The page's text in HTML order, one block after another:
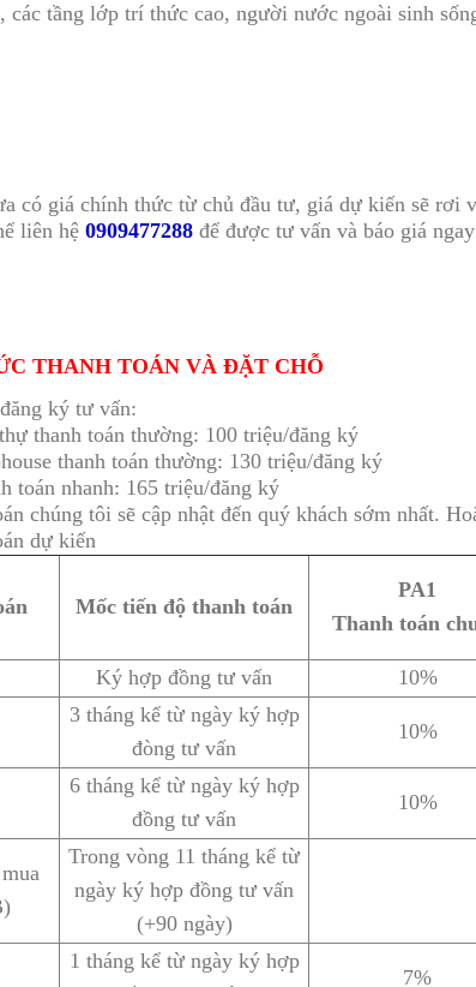
các tầng lớp trí thức cao, người nước ngoài sinh
có giá chính thức từ chủ đầu tư, giá dự kiến sẽ rơi
liên hệ 0909477288 để được tư vấn và báo giá
THANH TOÁN VÀ ĐẶT CHỖ
ký tư vấn:
thanh toán thường: 100 triệu/đăng ký
thanh toán thường: 130 triệu/đăng ký
toán nhanh: 165 triệu/đăng ký
chúng tôi sẽ cập nhật đến quý khách sớm nhất.
dự kiến
Mốc tiến độ thanh toán
PA1
Thanh toán
Ký hợp đồng tư vấn 10%
3 tháng kể từ ngày ký hợp
đòng tư vấn
10%
6 tháng kể từ ngày ký hợp
đồng tư vấn
10%
Trong vòng 11 tháng kể từ
ngày ký hợp đồng tư vấn
(+90 ngày)
1 tháng kể từ ngày ký hợp
7%